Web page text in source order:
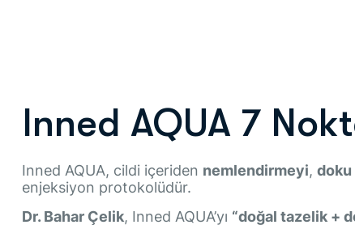
Inned AQUA 7
Inned AQUA, cildi içeriden nemlendirmeyi, doku
enjeksiyon protokolüdür.
Dr. Bahar Çelik, Inned AQUA’yı “doğal tazelik +